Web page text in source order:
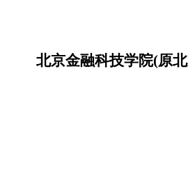
北京金融科技学院(原